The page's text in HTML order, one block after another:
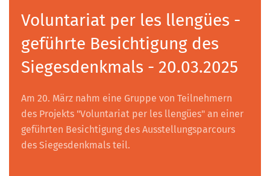
Voluntariat per les llengües -
geführte Besichtigung des
Siegesdenkmals - 20.03.2025
Am 20. März nahm eine Gruppe von Teilnehmern
des Projekts "Voluntariat per les llengües" an einer
geführten Besichtigung des Ausstellungsparcours
des Siegesdenkmals teil.